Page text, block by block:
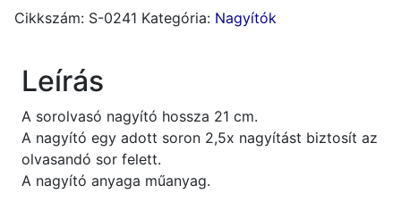
Cikkszám: S-0241 Kategória: Nagyítók
Leírás
A sorolvasó nagyító hossza 21 cm.
A nagyító egy adott soron 2,5x nagyítást biztosít az
olvasandó sor felett.
A nagyító anyaga műanyag.